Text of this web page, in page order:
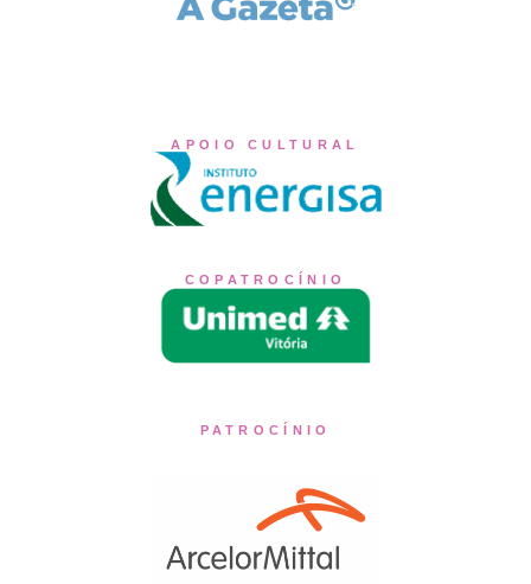
APOIO CULTURAL
COPATROCÍNIO
PATROCÍNIO